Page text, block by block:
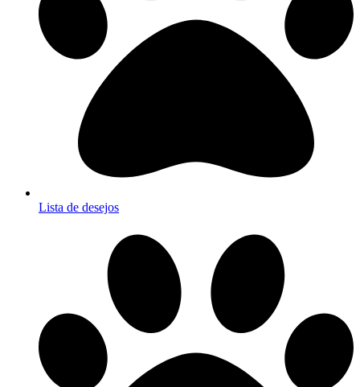
Lista de desejos